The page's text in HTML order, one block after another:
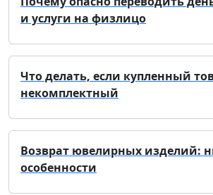
и услуги на физлицо
Что делать, если купленный
некомплектный
Возврат ювелирных изделий:
особенности